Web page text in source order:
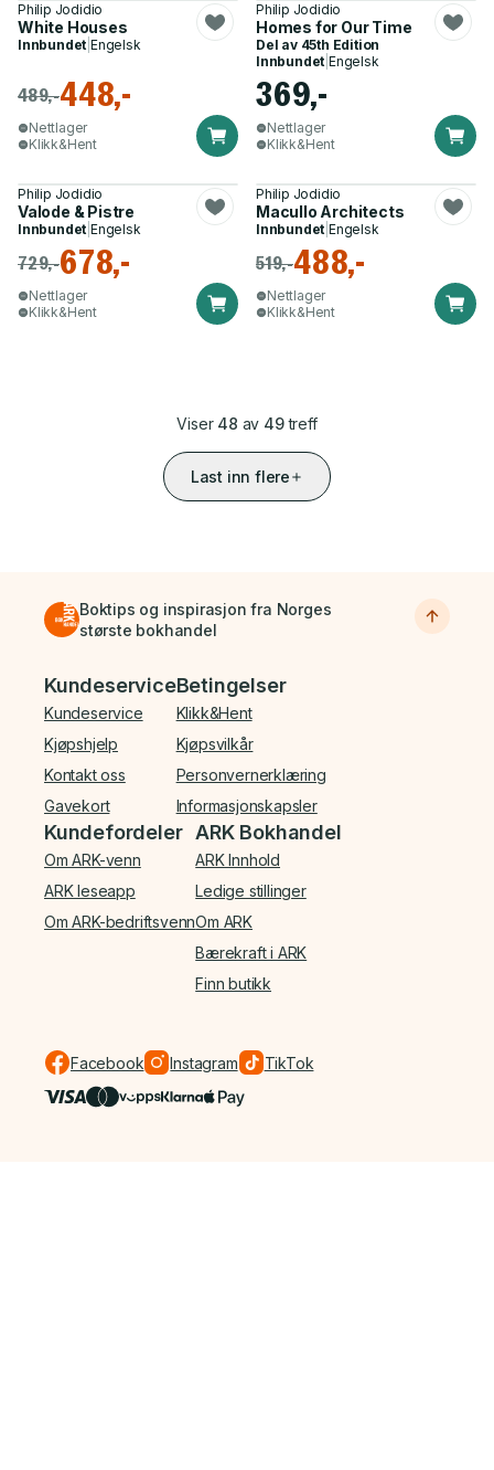
Philip Jodidio
White Houses
Innbundet |Engelsk
489,-448,-
Nettlager
Klikk&Hent
Philip Jodidio
Homes for Our Time
Del av 45th Edition
Innbundet |Engelsk
369,-
Nettlager
Klikk&Hent
Philip Jodidio
Valode & Pistre
Innbundet |Engelsk
729,-678,-
Nettlager
Klikk&Hent
Philip Jodidio
Macullo Architects
Innbundet |Engelsk
519,-488,-
Nettlager
Klikk&Hent
Viser 48 av 49treff
Last inn flere
Boktips og inspirasjon fra Norges
største bokhandel
Bunnmeny
Kundeservice
Kundeservice
Kjøpshjelp
Kontakt oss
Gavekort
Betingelser
Klikk&Hent
Kjøpsvilkår
Personvernerklæring
Informasjonskapsler
Kundefordeler
Om ARK-venn
ARK leseapp
Om ARK-bedriftsvenn
ARK Bokhandel
ARK Innhold
Ledige stillinger
Om ARK
Bærekraft i ARK
Finn butikk
Facebook Instagram TikTok